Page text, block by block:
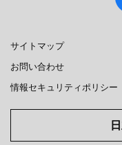
サイトマップ
お問い合わせ
情報セキュリティポリシー